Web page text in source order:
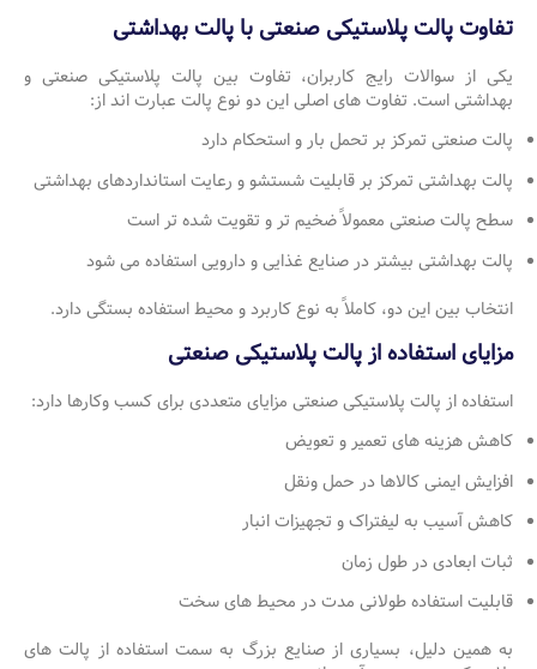
تفاوت پالت پلاستیکی صنعتی با پالت بهداشتی
یکی از سوالات رایج کاربران، تفاوت بین پالت پلاستیکی صنعتی و
بهداشتی است. تفاوت های اصلی این دو نوع پالت عبارت اند از:
پالت صنعتی تمرکز بر تحمل بار و استحکام دارد
پالت بهداشتی تمرکز بر قابلیت شستشو و رعایت استانداردهای بهداشتی
سطح پالت صنعتی معمولاً ضخیم تر و تقویت شده تر است
پالت بهداشتی بیشتر در صنایع غذایی و دارویی استفاده می شود
انتخاب بین این دو، کاملاً به نوع کاربرد و محیط استفاده بستگی دارد.
مزایای استفاده از پالت پلاستیکی صنعتی
استفاده از پالت پلاستیکی صنعتی مزایای متعددی برای کسب وکارها دارد:
کاهش هزینه های تعمیر و تعویض
افزایش ایمنی کالاها در حمل ونقل
کاهش آسیب به لیفتراک و تجهیزات انبار
ثبات ابعادی در طول زمان
قابلیت استفاده طولانی مدت در محیط های سخت
به همین دلیل، بسیاری از صنایع بزرگ به سمت استفاده از پالت های